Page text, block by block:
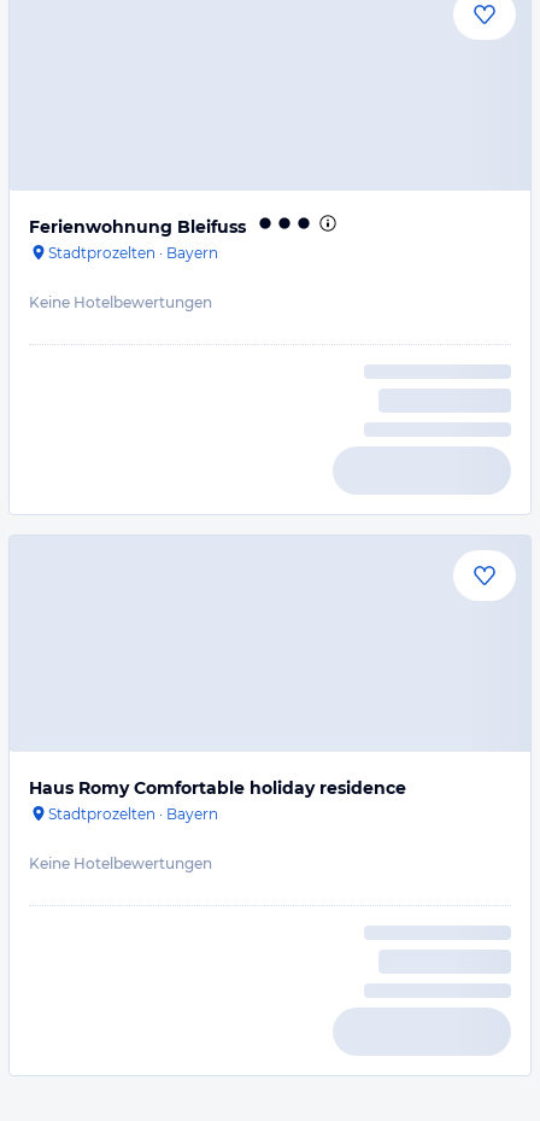
Ferienwohnung Bleifuss
Stadtprozelten · Bayern
Keine Hotelbewertungen
Haus Romy Comfortable holiday residence
Stadtprozelten · Bayern
Keine Hotelbewertungen